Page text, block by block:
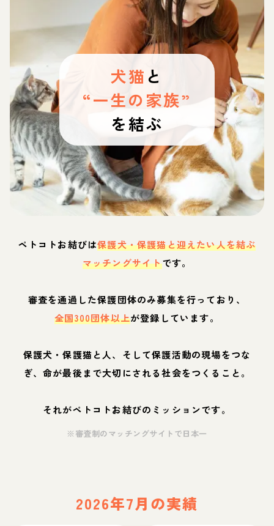
犬猫 と
“一生の家族”
を結ぶ
ペトコトお結びは保護犬・保護猫と迎えたい人を結ぶ
マッチングサイトです。
審査を通過した保護団体のみ募集を行っており、
全国300団体以上が登録しています。
保護犬・保護猫と人、そして保護活動の現場をつな
ぎ、命が最後まで大切にされる社会をつくること。
それがペトコトお結びのミッションです。
※審査制のマッチングサイトで日本一
2026年7月の実績